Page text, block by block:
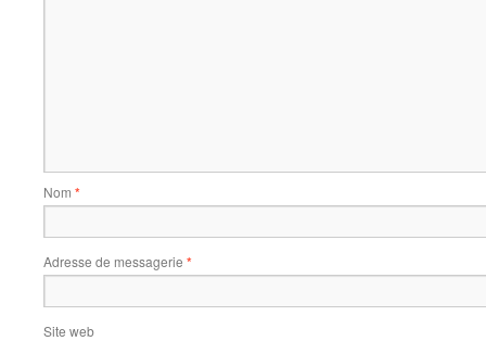
Nom *
Adresse de messagerie *
Site web